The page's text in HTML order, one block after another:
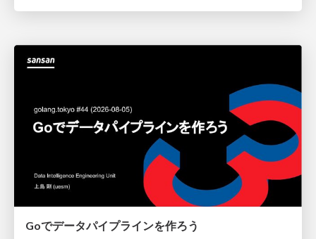
Goでデータパイプラインを作ろう